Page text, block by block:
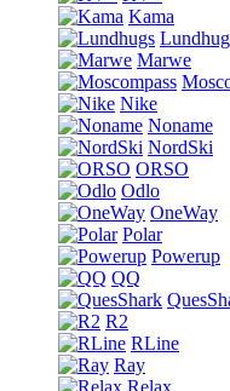
Kama
Marwe
Nike
Noname
NordSki
ORSO
Odlo
OneWay
Polar
Powerup
QQ
R2
RLine
Ray
Relax